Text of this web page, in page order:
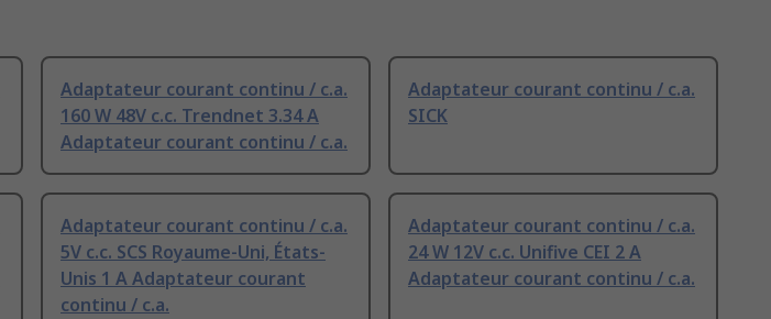
Adaptateur courant continu / c.a.
160 W 48V c.c. Trendnet 3.34 A
Adaptateur courant continu / c.a.
Adaptateur courant continu / c.a.
SICK
Adaptateur courant continu / c.a.
5V c.c. SCS Royaume-Uni, États-
Unis 1 A Adaptateur courant
continu / c.a.
Adaptateur courant continu / c.a.
24 W 12V c.c. Unifive CEI 2 A
Adaptateur courant continu / c.a.